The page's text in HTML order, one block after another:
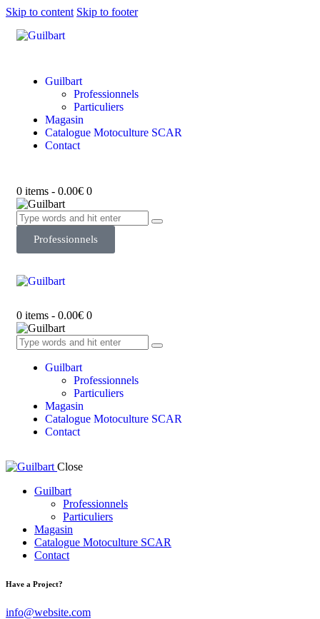
Skip to content Skip to footer
Guilbart
Professionnels
Particuliers
Magasin
Catalogue Motoculture SCAR
Contact
0 items - 0.00€ 0
Professionnels
0 items - 0.00€ 0
Guilbart
Professionnels
Particuliers
Magasin
Catalogue Motoculture SCAR
Contact
Close
Guilbart
Professionnels
Particuliers
Magasin
Catalogue Motoculture SCAR
Contact
Have a Project?
info@website.com